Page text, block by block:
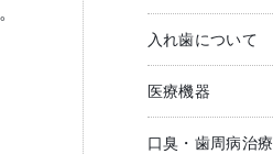
入れ歯について
医療機器
口臭・歯周病治療